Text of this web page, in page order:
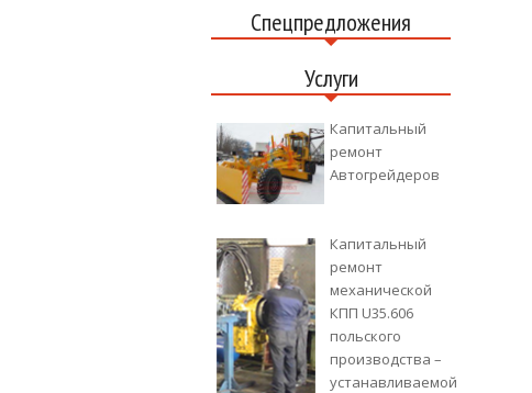
Спецпредложения
Услуги
Капитальный
ремонт
Автогрейдеров
Капитальный
ремонт
механической
КПП U35.606
польского
производства –
устанавливаемой